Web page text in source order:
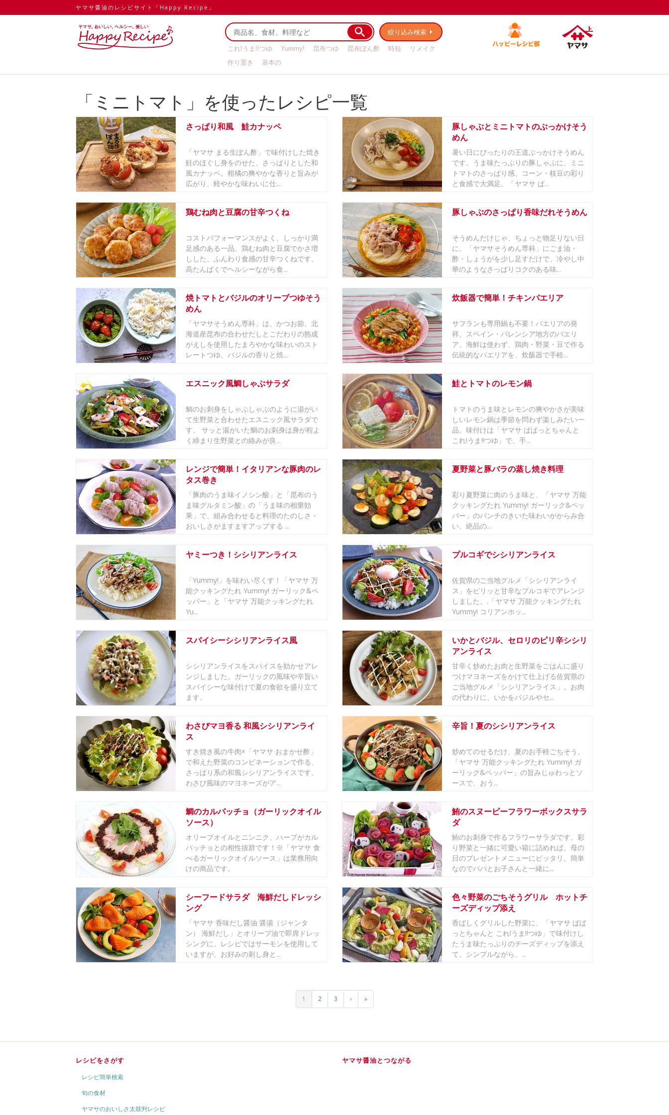
ヤマサ醤油のレシピサイト「Happy Recipe」
絞り込み検索
これ!うま!!つゆ Yummy! 昆布つゆ 昆布ぽん酢 時短
リメイク
作り置き
基本の
「ミニトマト」を使ったレシピ一覧
さっぱり和風 鮭カナッペ
「ヤマサ まる生ぽん酢」で味付けした焼き
鮭のほぐし身をのせた、さっぱりとした和
風カナッペ。柑橘の爽やかな香りと旨みが
広がり、軽やかな味わいに仕...
豚しゃぶとミニトマトのぶっかけそう
めん
暑い日にぴったりの王道ぶっかけそうめん
です。うま味たっぷりの豚しゃぶに、ミニ
トマトのさっぱり感、コーン・枝豆の彩り
と食感で大満足。「ヤマサ ぱ...
鶏むね肉と豆腐の甘辛つくね
コストパフォーマンスがよく、しっかり満
足感のある一品。鶏むね肉と豆腐でかさ増
しした、ふんわり食感の甘辛つくねです。
高たんぱくでヘルシーながら食...
豚しゃぶのさっぱり香味だれそうめん
そうめんだけじゃ、ちょっと物足りない日
に。「ヤマサそうめん専科」にごま油・
酢・しょうがを少し足すだけで、冷やし中
華のようなさっぱりコクのある味...
焼トマトとバジルのオリーブつゆそう
めん
「ヤマサそうめん専科」は、かつお節、北
海道産昆布の合わせだしとこだわりの熟成
がえしを使用したまろやかな味わいのスト
レートつゆ。バジルの香りと焼...
炊飯器で簡単！チキンパエリア
サフランも専用鍋も不要！パエリアの発
祥、スペイン・バレンシア地方のパエリ
ア。海鮮は使わず、鶏肉・野菜・豆で作る
伝統的なパエリアを、炊飯器で手軽...
エスニック風鯛しゃぶサラダ
鯛のお刺身をしゃぶしゃぶのように湯がい
て生野菜と合わせたエスニック風サラダで
す。 サッと湯がいた鯛のお刺身は身が程よ
く締まり生野菜との絡みが良...
鮭とトマトのレモン鍋
トマトのうま味とレモンの爽やかさが美味
しいレモン鍋は季節を問わず楽しみたい一
品。味付けは「ヤマサ ぱぱっとちゃんと
これ!うま!!つゆ」で、手...
レンジで簡単！イタリアンな豚肉のレ
タス巻き
「豚肉のうま味イノシン酸」と「昆布のう
ま味グルタミン酸」の「うま味の相乗効
果」で、組み合わせると料理のたのしさ・
おいしさがますますアップする ...
夏野菜と豚バラの蒸し焼き料理
彩り夏野菜に肉のうま味と、「ヤマサ 万能
クッキングたれ Yummy! ガーリック&ペッ
パー」のパンチのきいた味わいがからみ合
い、絶品の...
ヤミーつき！シシリアンライス
「Yummy!」を味わい尽くす！「ヤマサ 万
能クッキングたれ Yummy! ガーリック&ペ
ッパー」と「ヤマサ 万能クッキングたれ
Yu...
プルコギでシシリアンライス
佐賀県のご当地グルメ「シシリアンライ
ス」をピリッと甘辛なプルコギでアレンジ
しました。.「ヤマサ 万能クッキングたれ
Yummy! コリアンホッ...
スパイシーシシリアンライス風
シシリアンライスをスパイスを効かせアレ
ンジしました。ガーリックの風味や辛旨い
スパイシーな味付けで夏の食欲を盛り立て
ます。
いかとバジル、セロリのピリ辛シシリ
アンライス
甘辛く炒めたお肉と生野菜をごはんに盛り
つけマヨネーズをかけて仕上げる佐賀県の
ご当地グルメ「シシリアンライス」。お肉
の代わりに、いかをバジルやセ...
わさびマヨ香る 和風シシリアンライ
ス
すき焼き風の牛肉×「ヤマサ おまかせ酢」
で和えた野菜のコンビネーションで作る、
さっぱり系の和風シシリアンライスです。
わさび風味のマヨネーズがア...
辛旨！夏のシシリアンライス
炒めてのせるだけ、夏のお手軽ごちそう。
「ヤマサ 万能クッキングたれ Yummy! ガ
ーリック&ペッパー」の旨みじゅわっとソ
ースで、おう...
鯛のカルパッチョ（ガーリックオイル
ソース）
オリーブオイルとニンニク、ハーブがカル
パッチョとの相性抜群です！※「ヤマサ 食
べるガーリックオイルソース」は業務用向
けの商品です。
鮪のスヌーピーフラワーボックスサラ
ダ
鮪のお刺身で作るフラワーサラダです。彩
り野菜と一緒に可愛い箱に詰めれば、母の
日のプレゼントメニューにピッタリ。簡単
なのでパパとお子さんと一緒に...
シーフードサラダ 海鮮だしドレッシ
ング
「ヤマサ 香味だし醤油 醤湯（ジャンタ
ン） 海鮮だし」とオリーブ油で即席ドレッ
シングに。レシピではサーモンを使用して
いますが、お好みの刺し身と...
色々野菜のごちそうグリル ホットチ
ーズディップ添え
香ばしくグリルした野菜に、「ヤマサ ぱぱ
っとちゃんと これ!うま!!つゆ」で味付けし
たうま味たっぷりのチーズディップを添え
て。シンプルながら、...
1 2 3 › »
レシピをさがす
レシピ簡単検索
旬の食材
ヤマサのおいしさ太鼓判レシピ
ヤマサ醤油とつながる